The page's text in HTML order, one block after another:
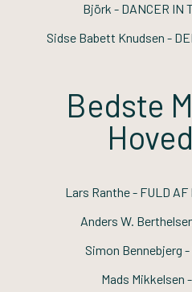
Björk - DANCER IN
Sidse Babett Knudsen -
Bedste
Lars Ranthe - FULD
Anders W.
Simon Bennebjerg -
Mads Mikkelsen -